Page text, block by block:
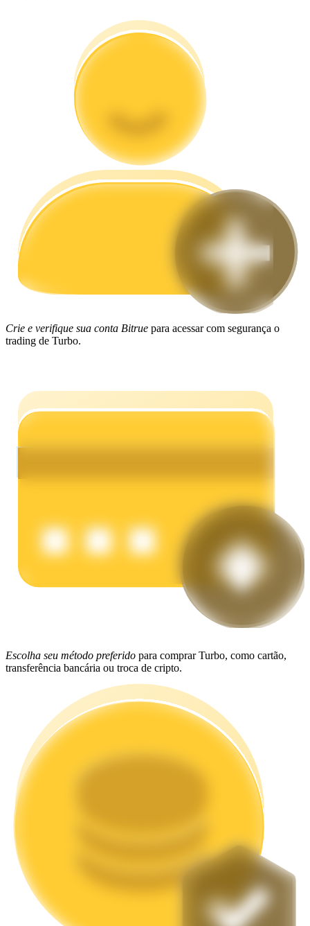
Guia para iniciantes em futuros
Estratégias de negociação
Aprenda como se manter lucrativo
Ganhar
Altos retornos e acesso instantâneo
Crie e verifique sua conta Bitrue para acessar com segurança o
trading de Turbo.
Escolha seu método preferido para comprar Turbo, como cartão,
transferência bancária ou troca de cripto.